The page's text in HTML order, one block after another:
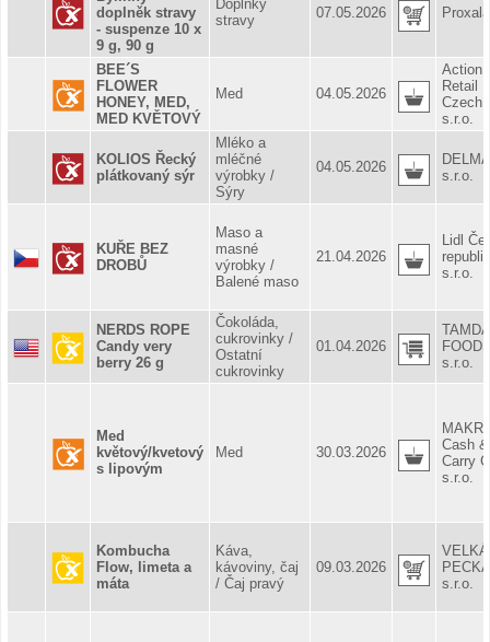
doplněk stravy
- suspenze 10 x
9 g, 90 g
Doplňky
stravy
07.05.2026 Proxala
BEE´S
FLOWER
HONEY, MED,
MED KVĚTOVÝ
Med 04.05.2026
Action
Retail
Czech
s.r.o.
KOLIOS Řecký
plátkovaný sýr
Mléko a
mléčné
výrobky /
Sýry
04.05.2026
s.r.o.
KUŘE BEZ
DROBŮ
Maso a
masné
výrobky /
Balené maso
21.04.2026
Lidl
s.r.o.
NERDS ROPE
Candy very
berry 26 g
Čokoláda,
cukrovinky /
Ostatní
cukrovinky
01.04.2026
TAMDA
s.r.o.
Med
květový/kvetový
s lipovým
Med 30.03.2026
Cash &
Carry
s.r.o.
Kombucha
Flow, limeta a
máta
Káva,
kávoviny, čaj
/ Čaj pravý
09.03.2026
VELKÁ
PECKA
s.r.o.